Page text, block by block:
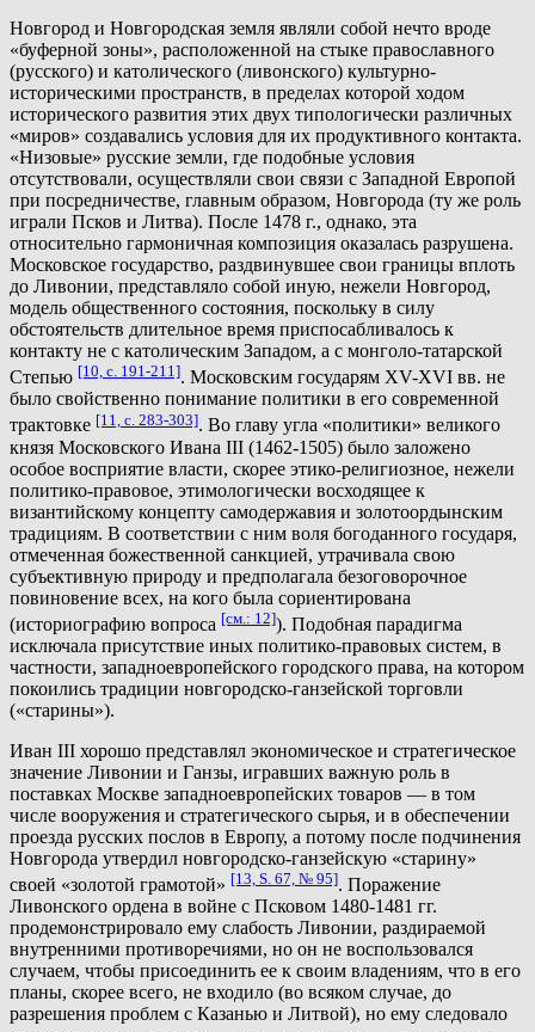
Новгород и Новгородская земля являли собой нечто вроде
«буферной зоны», расположенной на стыке православного
(русского) и католического (ливонского) культурно-
историческими пространств, в пределах которой ходом
исторического развития этих двух типологически различных
«миров» создавались условия для их продуктивного контакта.
«Низовые» русские земли, где подобные условия
отсутствовали, осуществляли свои связи с Западной Европой
при посредничестве, главным образом, Новгорода (ту же роль
играли Псков и Литва). После 1478 г., однако, эта
относительно гармоничная композиция оказалась разрушена.
Московское государство, раздвинувшее свои границы вплоть
до Ливонии, представляло собой иную, нежели Новгород,
модель общественного состояния, поскольку в силу
обстоятельств длительное время приспосабливалось к
контакту не с католическим Западом, а с монголо-татарской
Степью [10, с. 191-211]. Московским государям XV-XVI вв. не
было свойственно понимание политики в его современной
трактовке [11, с. 283-303]. Во главу угла «политики» великого
князя Московского Ивана III (1462-1505) было заложено
особое восприятие власти, скорее этико-религиозное, нежели
политико-правовое, этимологически восходящее к
византийскому концепту самодержавия и золотоордынским
традициям. В соответствии с ним воля богоданного государя,
отмеченная божественной санкцией, утрачивала свою
субъективную природу и предполагала безоговорочное
повиновение всех, на кого была сориентирована
(историографию вопроса [см.: 12]). Подобная парадигма
исключала присутствие иных политико-правовых систем, в
частности, западноевропейского городского права, на котором
покоились традиции новгородско-ганзейской торговли
(«старины»).
Иван III хорошо представлял экономическое и стратегическое
значение Ливонии и Ганзы, игравших важную роль в
поставках Москве западноевропейских товаров — в том
числе вооружения и стратегического сырья, и в обеспечении
проезда русских послов в Европу, а потому после подчинения
Новгорода утвердил новгородско-ганзейскую «старину»
своей «золотой грамотой» [13, S. 67, № 95]. Поражение
Ливонского ордена в войне с Псковом 1480-1481 гг.
продемонстрировало ему слабость Ливонии, раздираемой
внутренними противоречиями, но он не воспользовался
случаем, чтобы присоединить ее к своим владениям, что в его
планы, скорее всего, не входило (во всяком случае, до
разрешения проблем с Казанью и Литвой), но ему следовало